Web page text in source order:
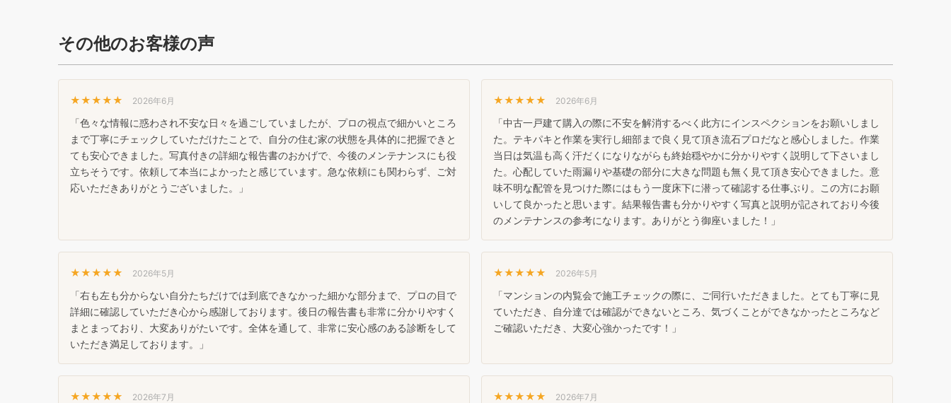
その他のお客様の声
★★★★★ 2026年6月
「色々な情報に惑わされ不安な日々を過ごしていましたが、プロの視点で細かいところ
まで丁寧にチェックしていただけたことで、自分の住む家の状態を具体的に把握できと
ても安心できました。写真付きの詳細な報告書のおかげで、今後のメンテナンスにも役
立ちそうです。依頼して本当によかったと感じています。急な依頼にも関わらず、ご対
応いただきありがとうございました。」
★★★★★ 2026年6月
「中古一戸建て購入の際に不安を解消するべく此方にインスペクションをお願いしまし
た。テキパキと作業を実行し細部まで良く見て頂き流石プロだなと感心しました。作業
当日は気温も高く汗だくになりながらも終始穏やかに分かりやすく説明して下さいまし
た。心配していた雨漏りや基礎の部分に大きな問題も無く見て頂き安心できました。意
味不明な配管を見つけた際にはもう一度床下に潜って確認する仕事ぶり。この方にお願
いして良かったと思います。結果報告書も分かりやすく写真と説明が記されており今後
のメンテナンスの参考になります。ありがとう御座いました！」
★★★★★ 2026年5月
「右も左も分からない自分たちだけでは到底できなかった細かな部分まで、プロの目で
詳細に確認していただき心から感謝しております。後日の報告書も非常に分かりやすく
まとまっており、大変ありがたいです。全体を通して、非常に安心感のある診断をして
いただき満足しております。」
★★★★★ 2026年5月
「マンションの内覧会で施工チェックの際に、ご同行いただきました。とても丁寧に見
ていただき、自分達では確認ができないところ、気づくことができなかったところなど
ご確認いただき、大変心強かったです！」
★★★★★ 2026年7月 ★★★★★ 2026年7月